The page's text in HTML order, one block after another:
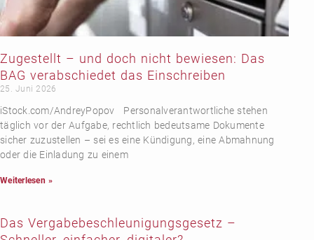
Zugestellt – und doch nicht bewiesen: Das
BAG verabschiedet das Einschreiben
25. Juni 2026
iStock.com/AndreyPopov Personalverantwortliche stehen
täglich vor der Aufgabe, rechtlich bedeutsame Dokumente
sicher zuzustellen – sei es eine Kündigung, eine Abmahnung
oder die Einladung zu einem
Weiterlesen »
Das Vergabebeschleunigungsgesetz –